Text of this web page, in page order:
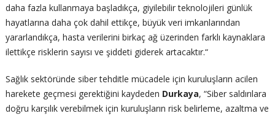
daha fazla kullanmaya başladıkça, giyilebilir teknolojileri günlük
hayatlarına daha çok dahil ettikçe, büyük veri imkanlarından
yararlandıkça, hasta verilerini birkaç ağ üzerinden farklı kaynaklara
ilettikçe risklerin sayısı ve şiddeti giderek artacaktır.“
Sağlık sektöründe siber tehditle mücadele için kuruluşların acilen
harekete geçmesi gerektiğini kaydeden Durkaya, “Siber saldırılara
doğru karşılık verebilmek için kuruluşların risk belirleme, azaltma ve